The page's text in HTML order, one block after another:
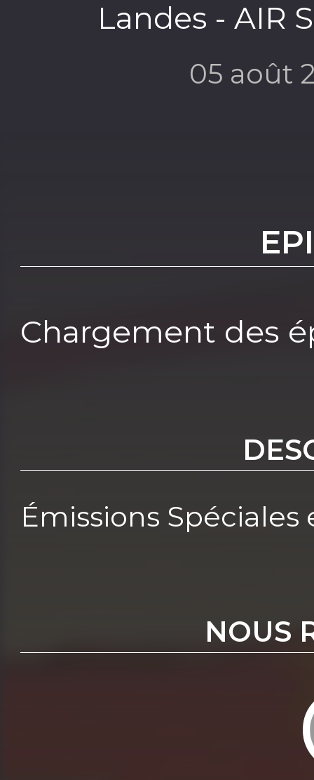
Landes - AIR
05 août
Chargement des
Émissions
NOUS